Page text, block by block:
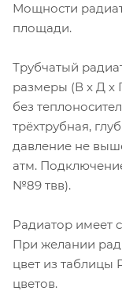
Мощности
площади.
Трубчатый
размеры (В x Д x
без
трёхтрубная,
давление не
атм.
№89 твв).
Радиатор имеет
При желании
цвет из таблицы
цветов.